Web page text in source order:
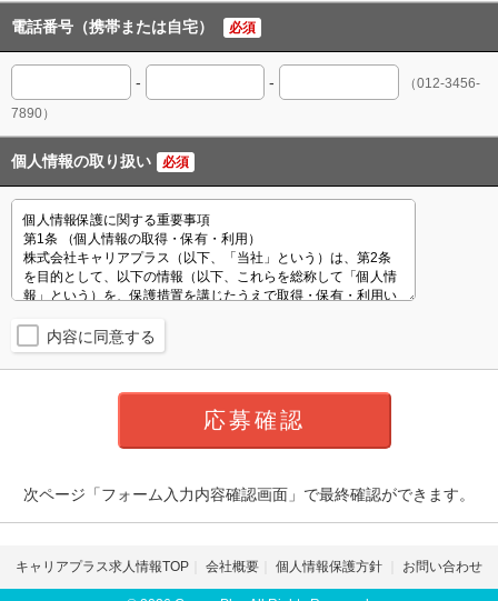
電話番号（携帯または自宅） 必須
- -
（012-3456-
7890）
個人情報の取り扱い 必須
内容に同意する
次ページ「フォーム入力内容確認画面」で最終確認ができます。
キャリアプラス求人情報TOP 会社概要 個人情報保護方針 お問い合わせ